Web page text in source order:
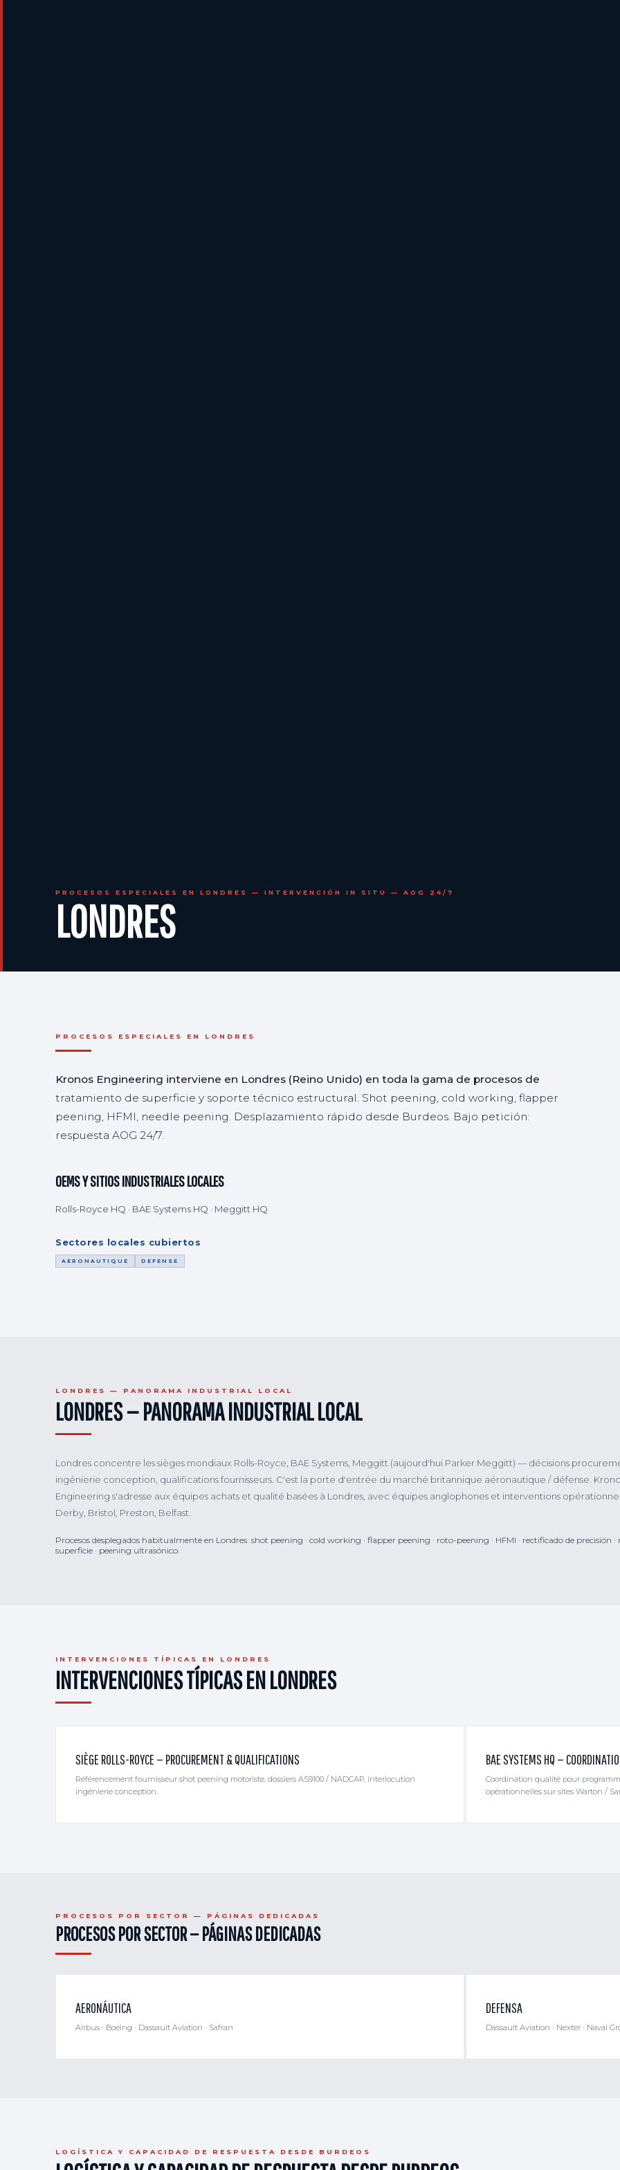
PROCESOS ESPECIALES EN LONDRES — INTERVENCIÓN IN SITU — AOG 24/7
LONDRES
PROCESOS ESPECIALES EN LONDRES
Kronos Engineering interviene en Londres (Reino Unido) en toda la gama de procesos de
tratamiento de superficie y soporte técnico estructural. Shot peening, cold working, flapper
peening, HFMI, needle peening. Desplazamiento rápido desde Burdeos. Bajo petición:
respuesta AOG 24/7.
OEMS Y SITIOS INDUSTRIALES LOCALES
Rolls-Royce HQ · BAE Systems HQ · Meggitt HQ
Sectores locales cubiertos
AERONAUTIQUE DEFENSE
LONDRES — PANORAMA INDUSTRIAL LOCAL
LONDRES — PANORAMA INDUSTRIAL LOCAL
Londres concentre les sièges mondiaux Rolls-Royce, BAE Systems, Meggitt (aujourd'hui Parker Meggitt) — décisions
ingénierie conception, qualifications fournisseurs. C'est la porte d'entrée du marché britannique aéronautique / défense.
Engineering s'adresse aux équipes achats et qualité basées à Londres, avec équipes anglophones et interventions
Derby, Bristol, Preston, Belfast.
Procesos desplegados habitualmente en Londres: shot peening · cold working · flapper peening · roto-peening · HFMI · rectificado de precisión ·
superficie · peening ultrasónico.
INTERVENCIONES TÍPICAS EN LONDRES
INTERVENCIONES TÍPICAS EN LONDRES
SIÈGE ROLLS-ROYCE — PROCUREMENT & QUALIFICATIONS
Référencement fournisseur shot peening motoriste, dossiers AS9100 / NADCAP, interlocution
ingénierie conception.
BAE SYSTEMS HQ —
Coordination qualité pour
opérationnelles sur sites Warton /
PROCESOS POR SECTOR — PÁGINAS DEDICADAS
PROCESOS POR SECTOR — PÁGINAS DEDICADAS
AERONÁUTICA
Airbus · Boeing · Dassault Aviation · Safran
DEFENSA
Dassault Aviation · Nexter · Naval
LOGÍSTICA Y CAPACIDAD DE RESPUESTA DESDE BURDEOS